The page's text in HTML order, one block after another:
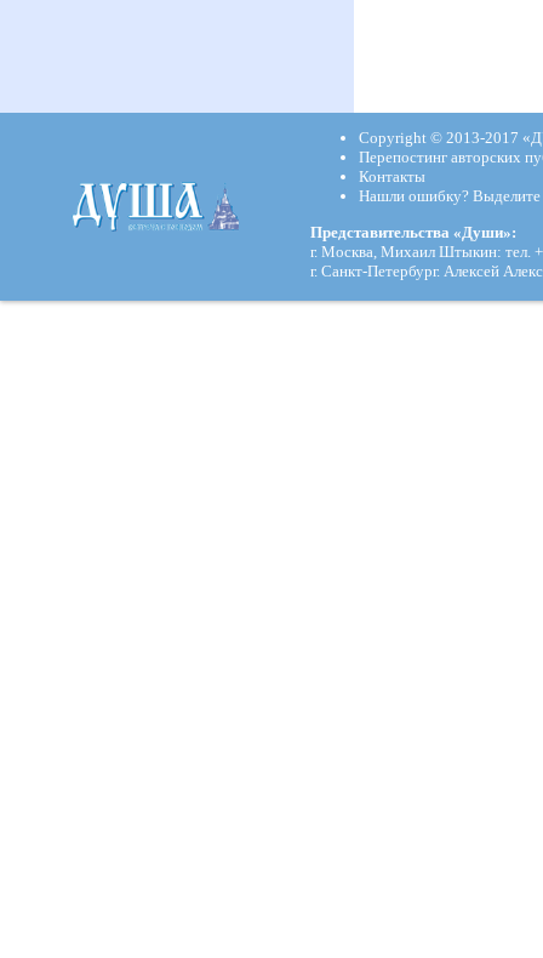
Copyright © 2013-2017
Перепостинг авторских
Контакты
Нашли ошибку?
Представительства «Души»:
г. Москва, Михаил Штыкин: тел.
г. Санкт-Петербург. Алексей